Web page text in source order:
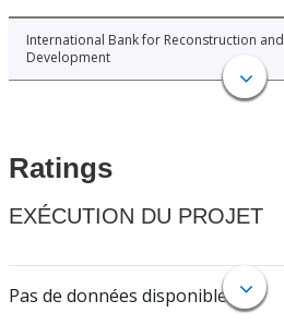
International Bank for Reconstruction and
Development
Ratings
EXÉCUTION DU PROJET
Pas de données disponibles.